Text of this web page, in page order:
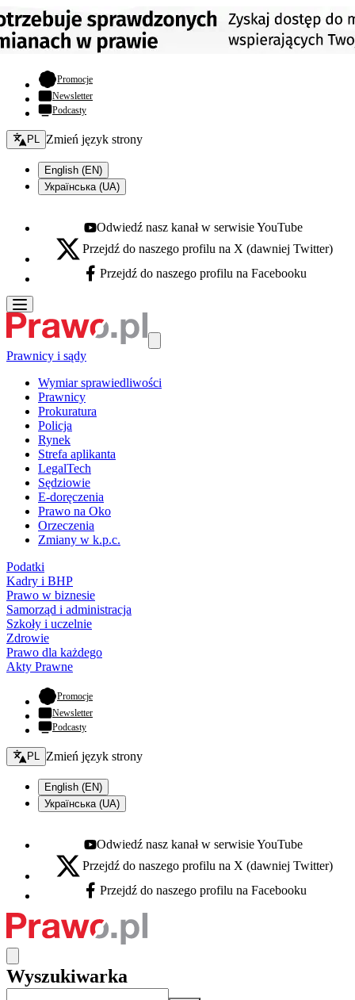
Promocje- otwiera się w nowej karcie
Newsletter
Podcasty
Zmień język - bieżący:
PL Zmień język strony
English (EN)
Українська (UA)
Youtube - otwiera się w nowej karcie
Odwiedź nasz kanał w serwisie YouTube
X - otwiera się w nowej karcie
Przejdź do naszego profilu na X (dawniej Twitter)
Facebook - otwiera się w nowej karcie
Przejdź do naszego profilu na Facebooku
Prawnicy i sądy
Wymiar sprawiedliwości
Prawnicy
Prokuratura
Policja
Rynek
Strefa aplikanta
LegalTech
Sędziowie
E-doręczenia
Prawo na Oko
Orzeczenia
Zmiany w k.p.c.
Podatki
Kadry i BHP
Prawo w biznesie
Samorząd i administracja
Szkoły i uczelnie
Zdrowie
Prawo dla każdego
Akty Prawne
Promocje- otwiera się w nowej karcie
Newsletter
Podcasty
Zmień język - bieżący:
PL Zmień język strony
English (EN)
Українська (UA)
Youtube - otwiera się w nowej karcie
Odwiedź nasz kanał w serwisie YouTube
X - otwiera się w nowej karcie
Przejdź do naszego profilu na X (dawniej Twitter)
Facebook - otwiera się w nowej karcie
Przejdź do naszego profilu na Facebooku
Wyszukiwarka